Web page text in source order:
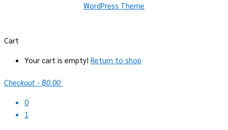
WordPress Theme
Cart
Your cart is empty! Return to shop
Checkout - ฿0.00
0
1